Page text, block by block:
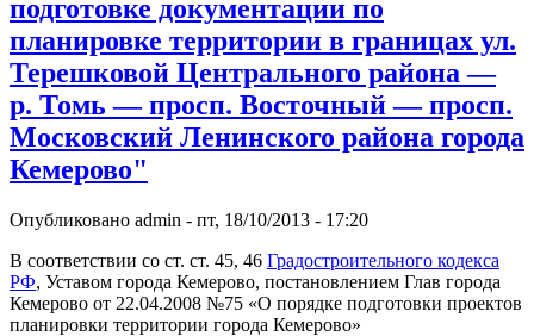
подготовке документации по
планировке территории в границах ул.
Терешковой Центрального района —
р. Томь — просп. Восточный — просп.
Московский Ленинского района города
Кемерово"
Опубликовано admin - пт, 18/10/2013 - 17:20
В соответствии со ст. ст. 45, 46 Градостроительного кодекса
РФ, Уставом города Кемерово, постановлением Глав города
Кемерово от 22.04.2008 №75 «О порядке подготовки проектов
планировки территории города Кемерово»